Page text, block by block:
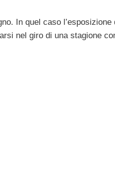
In quel caso l’esposizione
nel giro di una stagione